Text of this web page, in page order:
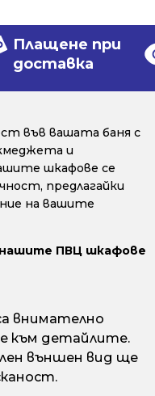
Плащене при
доставка
във вашата баня с
и
шкафове се
предлагайки
на вашите
ПВЦ шкафове
внимателно
към детайлите.
външен вид ще